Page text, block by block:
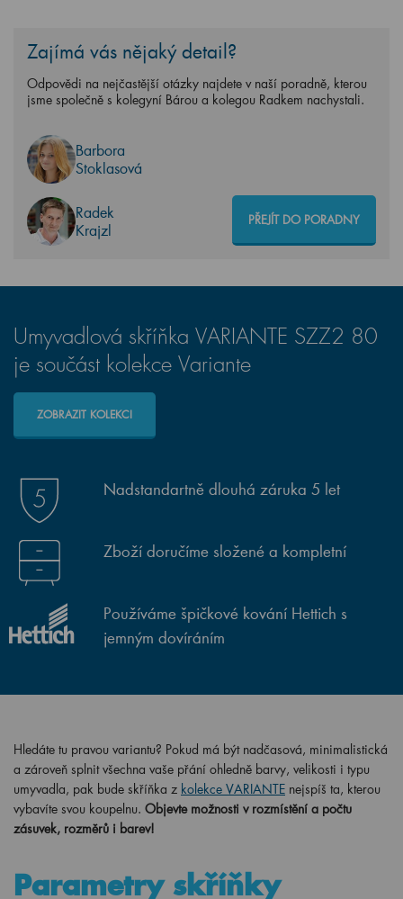
Zajímá vás nějaký detail?
Odpovědi na nejčastější otázky najdete v naší poradně, kterou
jsme společně s kolegyní Bárou a kolegou Radkem nachystali.
Barbora
Stoklasová
Radek
Krajzl
PŘEJÍT DO PORADNY
Umyvadlová skříňka VARIANTE SZZ2 80
je součást kolekce Variante
ZOBRAZIT KOLEKCI
Nadstandartně dlouhá záruka 5 let
Zboží doručíme složené a kompletní
Používáme špičkové kování Hettich s
jemným dovíráním
Hledáte tu pravou variantu? Pokud má být nadčasová, minimalistická
a zároveň splnit všechna vaše přání ohledně barvy, velikosti i typu
umyvadla, pak bude skříňka z kolekce VARIANTE nejspíš ta, kterou
vybavíte svou koupelnu. Objevte možnosti v rozmístění a počtu
zásuvek, rozměrů i barev!
Parametry skříňky